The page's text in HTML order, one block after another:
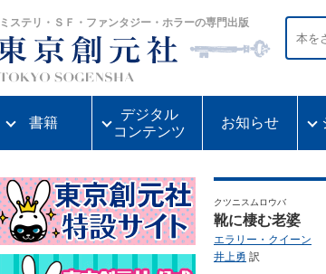
ミステリ・ＳＦ・ファンタジー・ホラーの専門出版
書籍
デジタル
コンテンツ
お知らせ
クツニスムロウバ
靴に棲む老婆
エラリー・クイーン
井上勇 訳